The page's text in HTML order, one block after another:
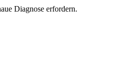
Diagnose erfordern.